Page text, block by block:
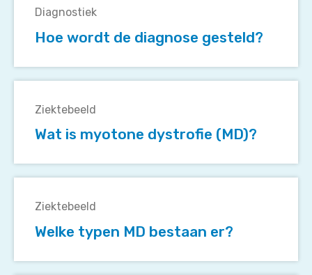
wordt
diagnose
Diagnostiek
Hoe wordt de diagnose gesteld?
dystrofie
Ziektebeeld
Wat is myotone dystrofie (MD)?
typen
bestaan
Ziektebeeld
Welke typen MD bestaan er?